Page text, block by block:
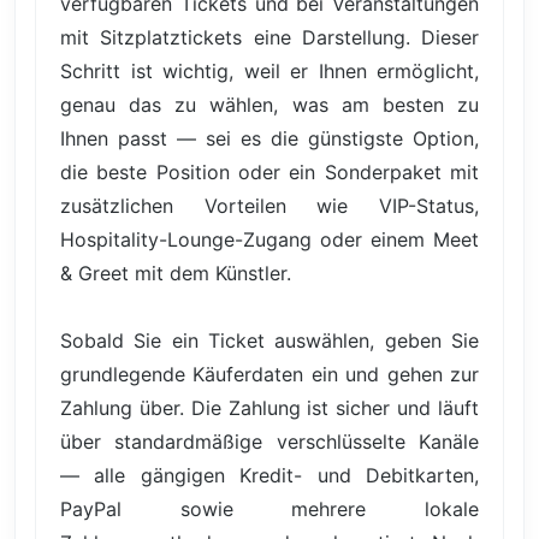
mit Sitzplatztickets eine Darstellung. Dieser
Schritt ist wichtig, weil er Ihnen ermöglicht,
genau das zu wählen, was am besten zu
Ihnen passt — sei es die günstigste Option,
die beste Position oder ein Sonderpaket mit
zusätzlichen Vorteilen wie VIP-Status,
Hospitality-Lounge-Zugang oder einem Meet
& Greet mit dem Künstler.
Sobald Sie ein Ticket auswählen, geben Sie
grundlegende Käuferdaten ein und gehen zur
Zahlung über. Die Zahlung ist sicher und läuft
über standardmäßige verschlüsselte Kanäle
— alle gängigen Kredit- und Debitkarten,
PayPal sowie mehrere lokale